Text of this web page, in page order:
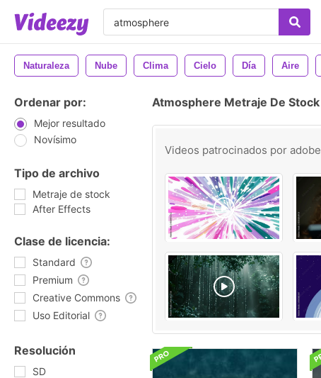
Naturaleza Nube Clima Cielo Día Aire
Ordenar por:
Mejor resultado
Novísimo
Tipo de archivo
Metraje de stock
After Effects
Clase de licencia:
Standard
Premium
Creative Commons
Uso Editorial
Resolución
SD
Atmosphere Metraje De Stock
Videos patrocinados por adobe